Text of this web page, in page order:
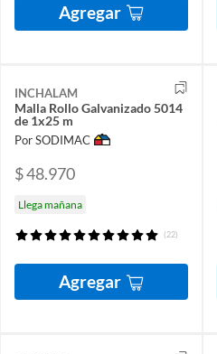
Agregar
INCHALAM
Malla Rollo Galvanizado 5014
de 1x25 m
Por SODIMAC
$ 48.970
Llega mañana
(22)
Agregar